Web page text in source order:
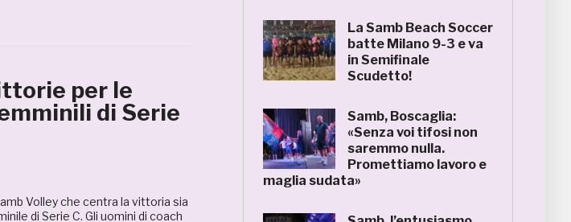
per le
di Serie
Volley che centra la vittoria sia
di Serie C. Gli uomini di coach
La Samb Beach Soccer
batte Milano 9-3 e va
in Semifinale
Scudetto!
Samb, Boscaglia:
«Senza voi tifosi non
saremmo nulla.
Promettiamo lavoro e
maglia sudata»